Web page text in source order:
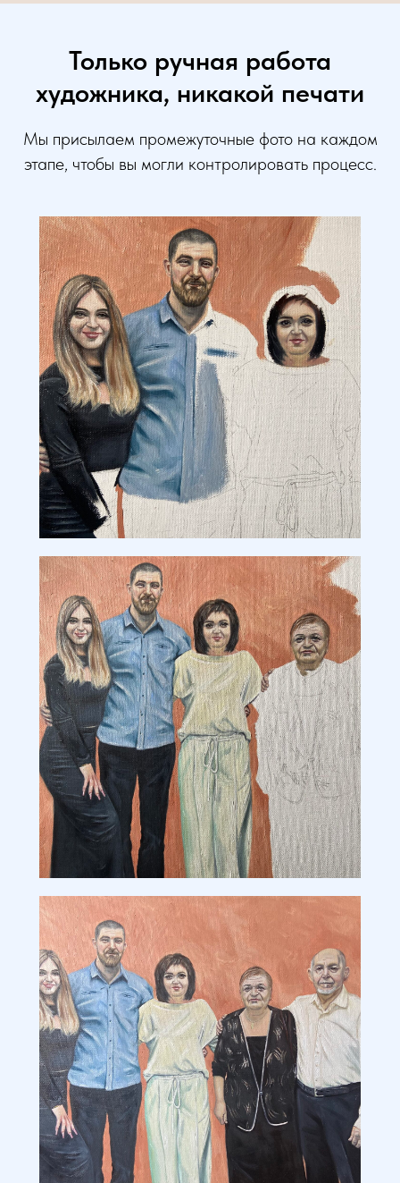
Только ручная работа
художника, никакой печати
Мы присылаем промежуточные фото на каждом
этапе, чтобы вы могли контролировать процесс.